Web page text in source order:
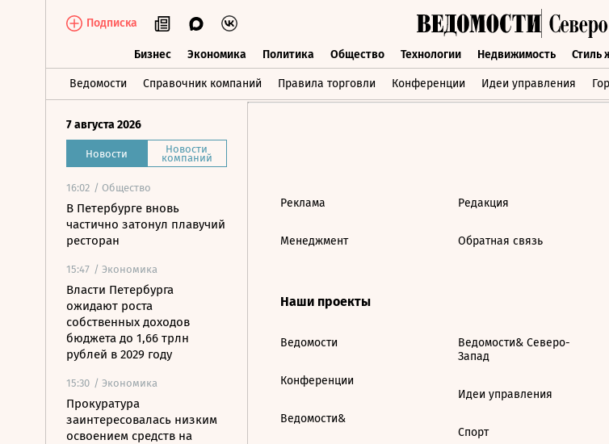
Подписка
Бизнес Экономика Политика Общество Технологии Недвижимость Стиль
Ведомости Справочник компаний Правила торговли Конференции Идеи управления
Бизнес Экономика Политика Общество Технологии Недвижимость
7 августа 2026
Новости Новости
компаний
16:02 / Общество
В Петербурге вновь
частично затонул плавучий
ресторан
15:47 / Экономика
Власти Петербурга
ожидают роста
собственных доходов
бюджета до 1,66 трлн
рублей в 2029 году
15:30 / Экономика
Прокуратура
заинтересовалась низким
освоением средств на
Реклама
Менеджмент
Редакция
Обратная связь
Наши проекты
Ведомости
Конференции
Ведомости&
Ведомости& Северо-
Запад
Идеи управления
Спорт